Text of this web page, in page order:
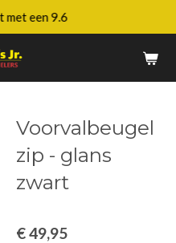
met een 9.6
Voorvalbeugel
zip - glans
zwart
€ 49,95